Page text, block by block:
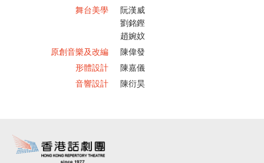
舞台美學
阮漢威
劉銘鏗
趙婉妏
原創音樂及改編
陳偉發
形體設計
陳嘉儀
音響設計
陳衍昊